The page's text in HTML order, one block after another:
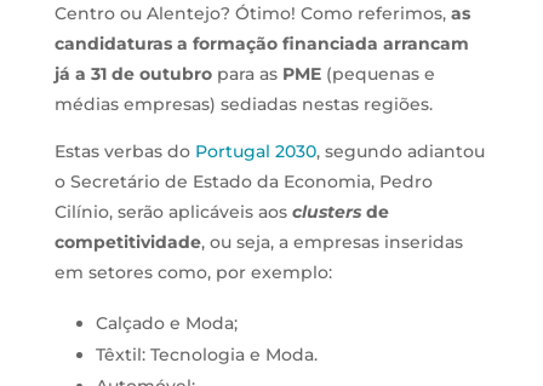
Centro ou Alentejo? Ótimo! Como referimos, as
candidaturas a formação financiada arrancam
já a 31 de outubropara as PME(pequenas e
médias empresas) sediadas nestas regiões.
Estas verbas do Portugal 2030, segundo adiantou
o Secretário de Estado da Economia, Pedro
Cilínio, serão aplicáveis aos clustersde
competitividade, ou seja, a empresas inseridas
em setores como, por exemplo:
Calçado e Moda;
Têxtil: Tecnologia e Moda.